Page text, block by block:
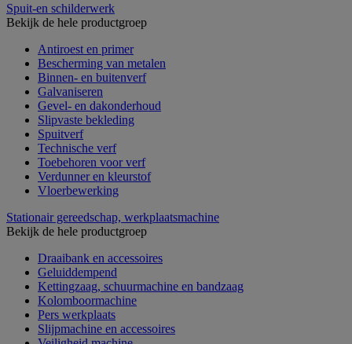
Spuit-en schilderwerk
Bekijk de hele productgroep
Antiroest en primer
Bescherming van metalen
Binnen- en buitenverf
Galvaniseren
Gevel- en dakonderhoud
Slipvaste bekleding
Spuitverf
Technische verf
Toebehoren voor verf
Verdunner en kleurstof
Vloerbewerking
Stationair gereedschap, werkplaatsmachine
Bekijk de hele productgroep
Draaibank en accessoires
Geluiddempend
Kettingzaag, schuurmachine en bandzaag
Kolomboormachine
Pers werkplaats
Slijpmachine en accessoires